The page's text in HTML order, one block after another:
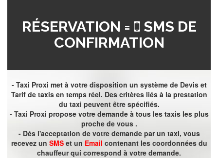
RÉSERVATION =
SMS DE
CONFIRMATION
- Taxi Proxi met à votre disposition un système de Devis et
Tarif de taxis en temps réel. Des critères liés à la prestation
du taxi peuvent être spécifiés.
- Taxi Proxi propose votre demande à tous les taxis les plus
proche de vous .
- Dés l'acceptation de votre demande par un taxi, vous
recevez un SMSet un Email contenant les coordonnées du
chauffeur qui correspond à votre demande.